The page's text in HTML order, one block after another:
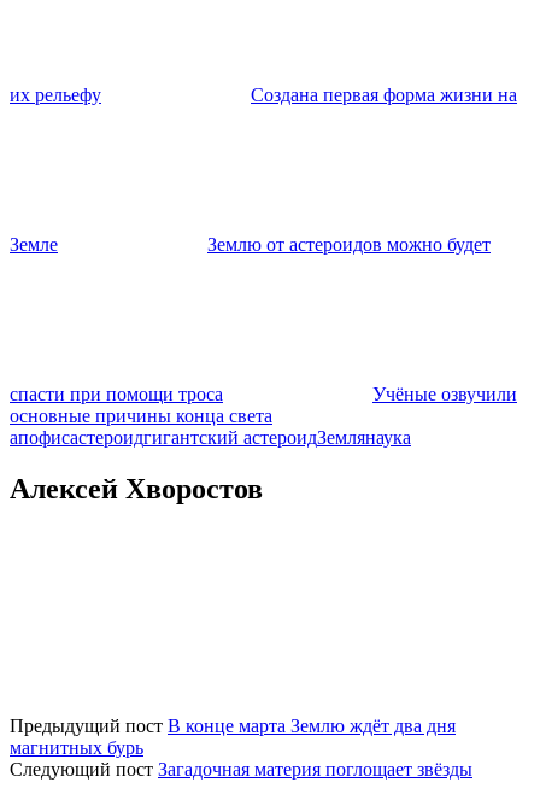
их рельефу Создана первая форма жизни на
Земле Землю от астероидов можно будет
спасти при помощи троса
Учёные озвучили
основные причины конца света
апофисастероидгигантский астероидЗемлянаука
Алексей Хворостов
Предыдущий пост В конце марта Землю ждёт два дня
магнитных бурь
Следующий пост Загадочная материя поглощает звёзды